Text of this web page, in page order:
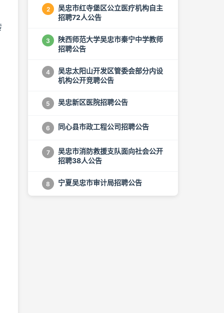
2
吴忠市红寺堡区公立医疗机构自主
招聘72人公告
3
陕西师范大学吴忠市秦宁中学教师
招聘公告
4
吴忠太阳山开发区管委会部分内设
机构公开竞聘公告
5 吴忠新区医院招聘公告
6 同心县市政工程公司招聘公告
7
吴忠市消防救援支队面向社会公开
招聘38人公告
8 宁夏吴忠市审计局招聘公告